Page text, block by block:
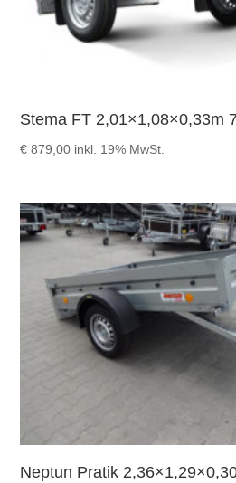
Stema FT 2,01×1,08×0,33m
€ 879,00 inkl. 19% MwSt.
Neptun Pratik